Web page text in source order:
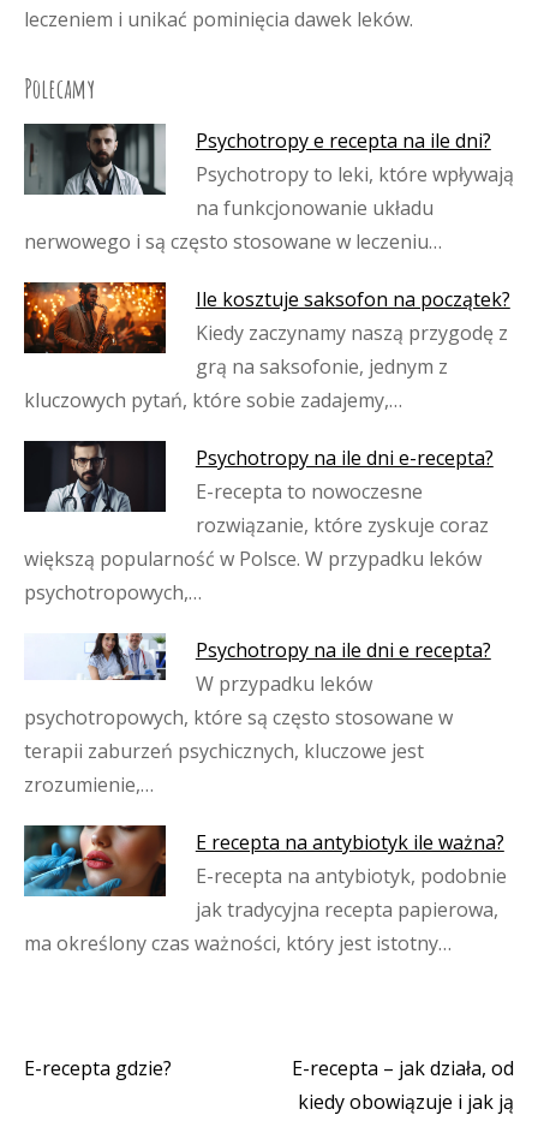
leczeniem i unikać pominięcia dawek leków.
Polecamy
Psychotropy e recepta na ile dni?
Psychotropy to leki, które wpływają
na funkcjonowanie układu
nerwowego i są często stosowane w leczeniu…
Ile kosztuje saksofon na początek?
Kiedy zaczynamy naszą przygodę z
grą na saksofonie, jednym z
kluczowych pytań, które sobie zadajemy,…
Psychotropy na ile dni e-recepta?
E-recepta to nowoczesne
rozwiązanie, które zyskuje coraz
większą popularność w Polsce. W przypadku leków
psychotropowych,…
Psychotropy na ile dni e recepta?
W przypadku leków
psychotropowych, które są często stosowane w
terapii zaburzeń psychicznych, kluczowe jest
zrozumienie,…
E recepta na antybiotyk ile ważna?
E-recepta na antybiotyk, podobnie
jak tradycyjna recepta papierowa,
ma określony czas ważności, który jest istotny…
Nawigacja
E-recepta gdzie?
E-recepta – jak działa, od
kiedy obowiązuje i jak ją